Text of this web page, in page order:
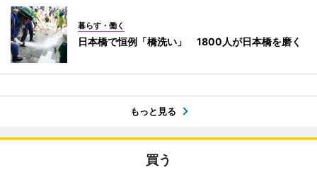
暮らす・働く
日本橋で恒例「橋洗い」 1800人が日本橋を磨く
もっと見る
買う